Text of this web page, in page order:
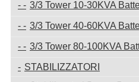
3/3 Tower 10-30KVA
3/3 Tower 40-60KVA
3/3 Tower 80-100KVA
STABILIZZATORI